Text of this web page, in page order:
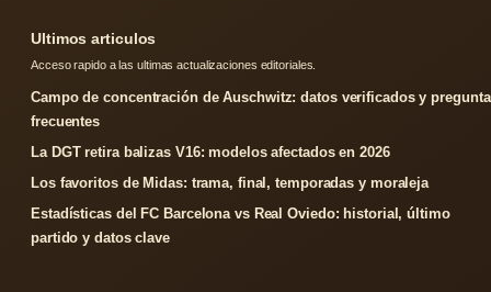
Ultimos articulos
Acceso rapido a las ultimas actualizaciones editoriales.
Campo de concentración de Auschwitz: datos verificados y
frecuentes
La DGT retira balizas V16: modelos afectados en 2026
Los favoritos de Midas: trama, final, temporadas y moraleja
Estadísticas del FC Barcelona vs Real Oviedo: historial, último
partido y datos clave